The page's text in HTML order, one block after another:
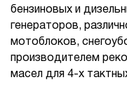
бензиновых и
генераторов,
мотоблоков,
производителем
масел для 4-х